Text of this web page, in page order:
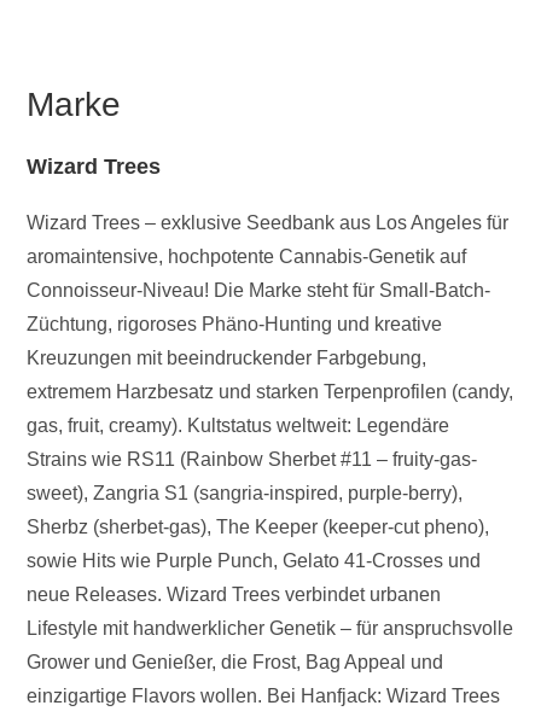
Marke
Wizard Trees
Wizard Trees – exklusive Seedbank aus Los Angeles für
aromaintensive, hochpotente Cannabis-Genetik auf
Connoisseur-Niveau! Die Marke steht für Small-Batch-
Züchtung, rigoroses Phäno-Hunting und kreative
Kreuzungen mit beeindruckender Farbgebung,
extremem Harzbesatz und starken Terpenprofilen (candy,
gas, fruit, creamy). Kultstatus weltweit: Legendäre
Strains wie RS11 (Rainbow Sherbet #11 – fruity-gas-
sweet), Zangria S1 (sangria-inspired, purple-berry),
Sherbz (sherbet-gas), The Keeper (keeper-cut pheno),
sowie Hits wie Purple Punch, Gelato 41-Crosses und
neue Releases. Wizard Trees verbindet urbanen
Lifestyle mit handwerklicher Genetik – für anspruchsvolle
Grower und Genießer, die Frost, Bag Appeal und
einzigartige Flavors wollen. Bei Hanfjack: Wizard Trees